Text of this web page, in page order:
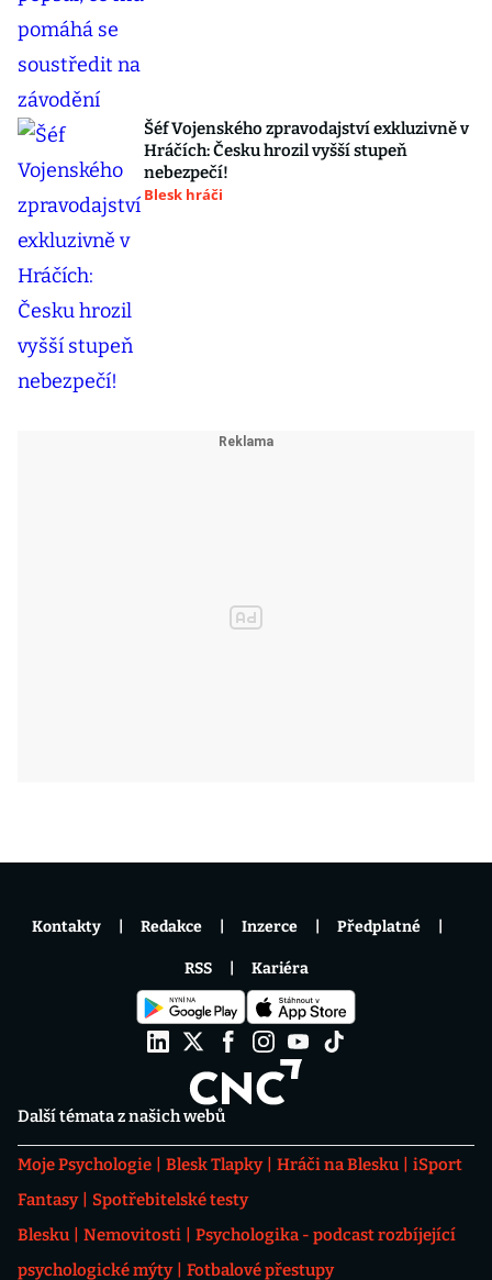
Šéf Vojenského zpravodajství exkluzivně v
Hráčích: Česku hrozil vyšší stupeň
nebezpečí!
Blesk hráči
Další témata z našich webů
Moje Psychologie Blesk Tlapky Hráči na Blesku
iSport
Fantasy
Spotřebitelské testy
Blesku
Nemovitosti
Psychologika - podcast rozbíjející
psychologické mýty
Fotbalové přestupy
Kontakty Redakce Inzerce Předplatné
RSS Kariéra